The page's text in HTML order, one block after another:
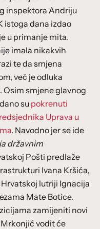
inspektora Andriju
istoga dana izdao
u primanje mita.
imala nikakvih
te da smjena
već je odluka
Osim smjene glavnog
supokrenuti
Uprava u
. Navodno jer se ide
državnim
Pošti predlaže
Ivana Kršića,
lutriji Ignacija
Mate Botice.
zamijeniti novi
vodit će